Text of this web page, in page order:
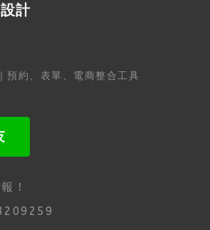
計
預約、表單、電商整合工具
！